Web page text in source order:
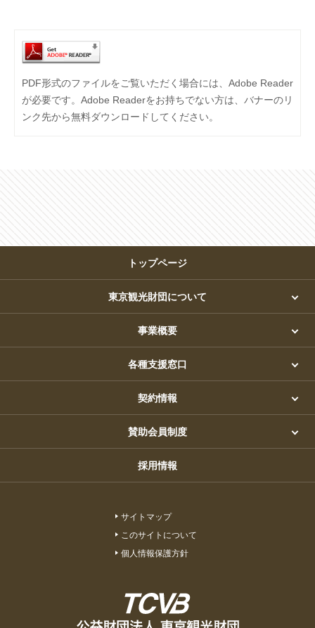
PDF形式のファイルをご覧いただく場合には、Adobe Reader
が必要です。Adobe Readerをお持ちでない方は、バナーのリ
ンク先から無料ダウンロードしてください。
トップページ
東京観光財団について
事業概要
各種支援窓口
契約情報
賛助会員制度
採用情報
サイトマップ
このサイトについて
個人情報保護方針